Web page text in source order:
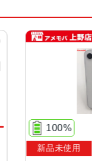
100%
新品未使用